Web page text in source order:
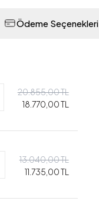
Ödeme Seçenekleri
20.855,00 TL
18.770,00 TL
13.040,00 TL
11.735,00 TL